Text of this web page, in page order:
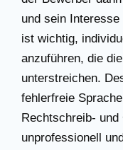
und sein
ist wichtig,
anzuführen, die
unterstreichen.
fehlerfreie
Rechtschreib-
unprofessionell